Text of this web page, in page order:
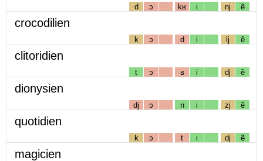
d ɔ kʁ i nj ẽ
crocodilien
k ɔ d i lj ẽ
clitoridien
t ɔ ʁ i dj ẽ
dionysien
dj ɔ n i zj ẽ
quotidien
k ɔ t i dj ẽ
magicien